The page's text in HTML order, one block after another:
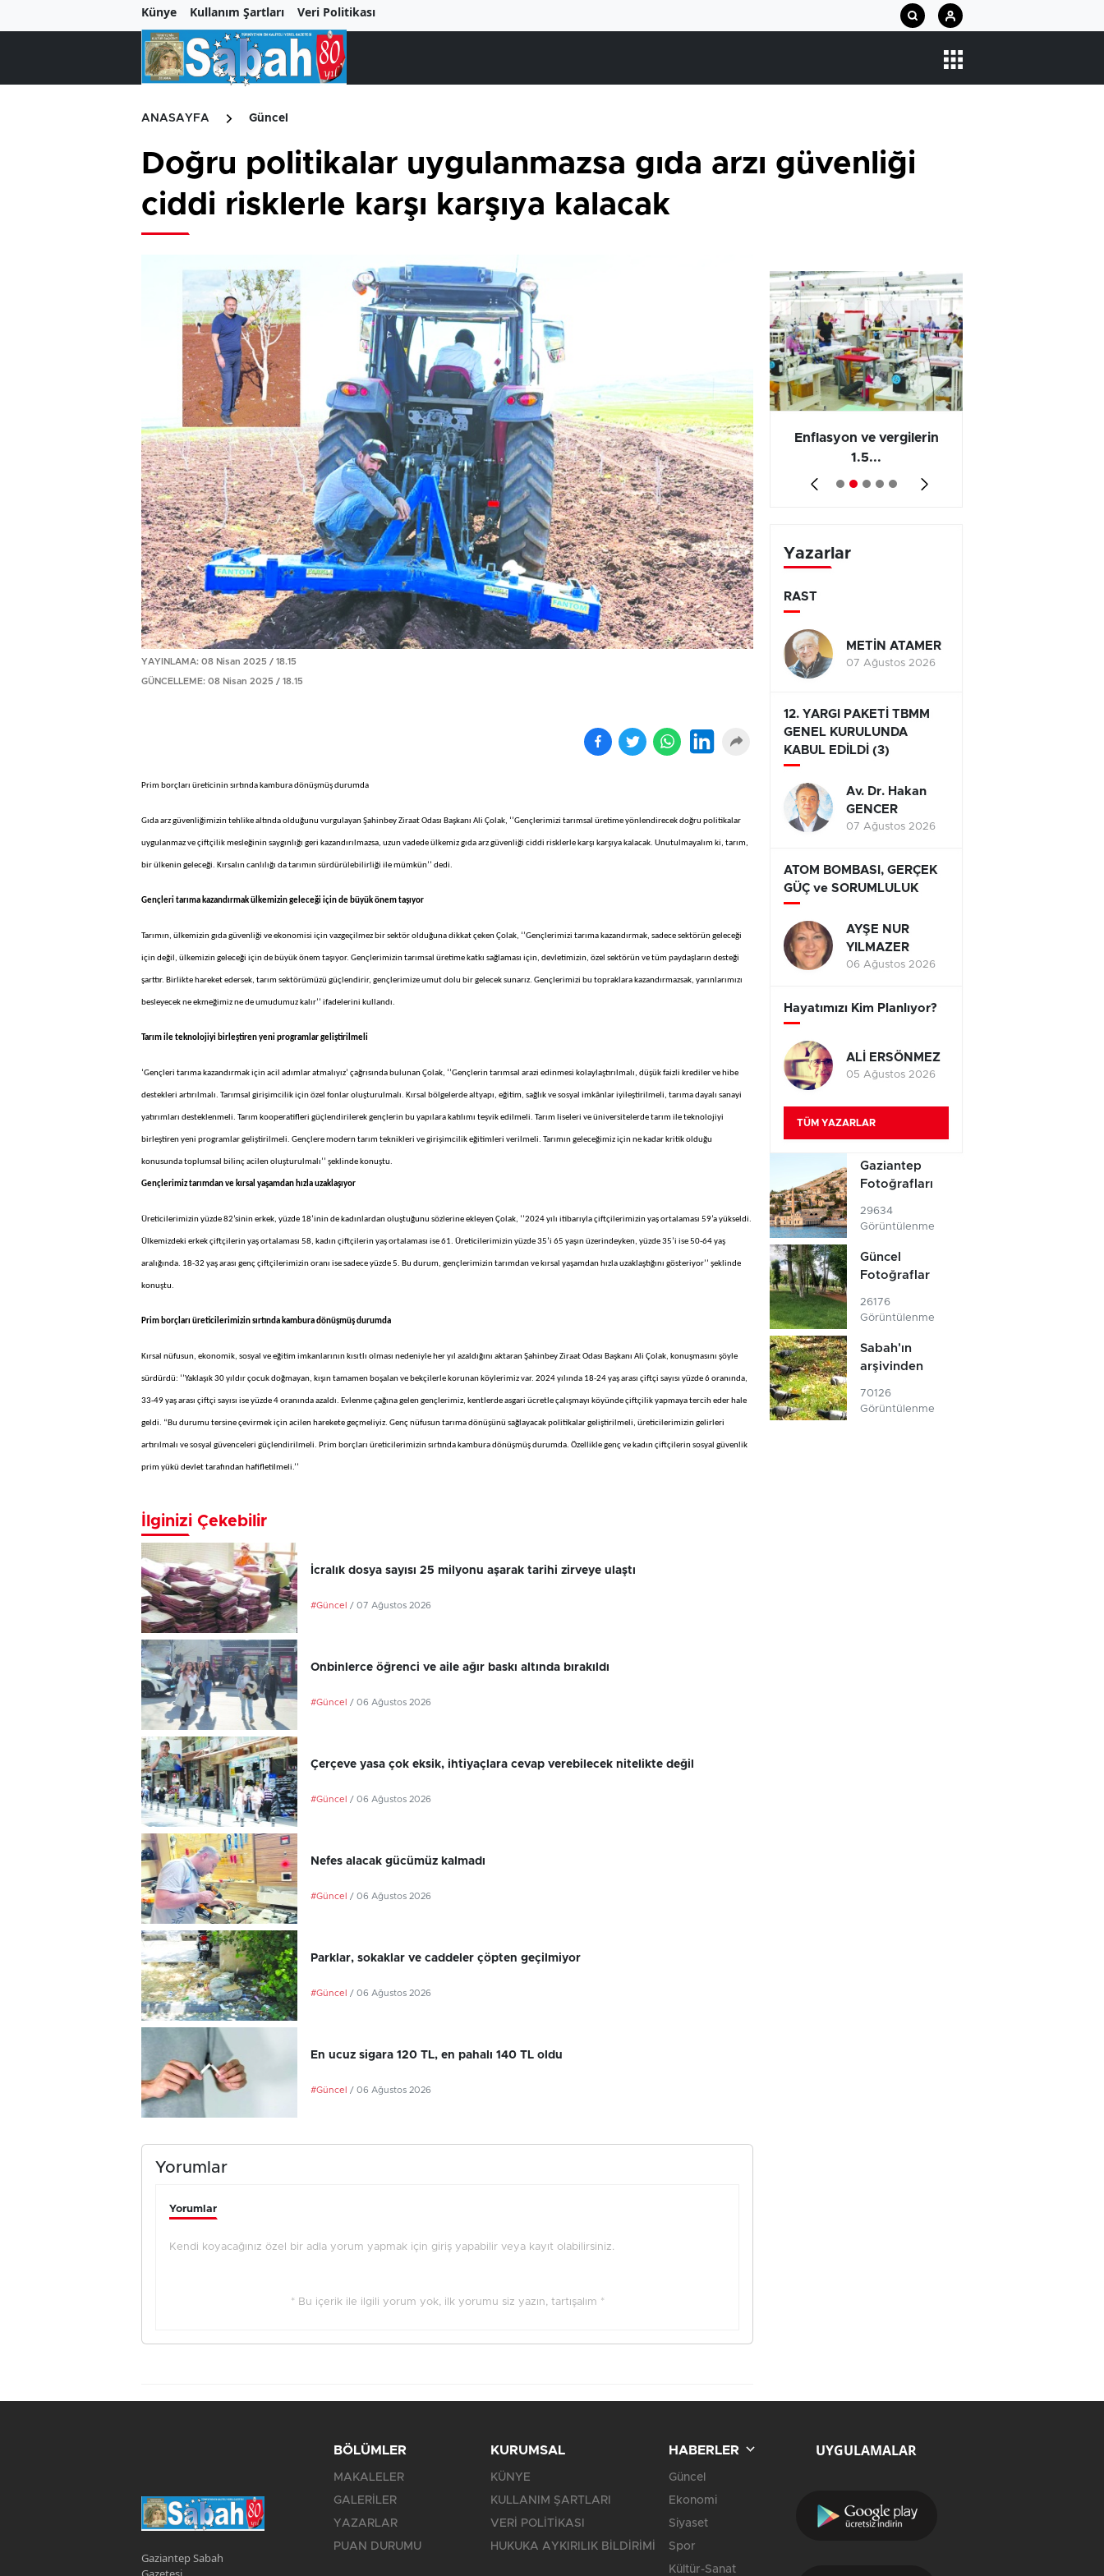
Künye Kullanım Şartları Veri Politikası
ANASAYFA Güncel
Doğru politikalar uygulanmazsa gıda arzı güvenliği
ciddi risklerle karşı karşıya kalacak
YAYINLAMA: 08 Nisan 2025 / 18.15
GÜNCELLEME: 08 Nisan 2025 / 18.15
Prim borçları üreticinin sırtında kambura dönüşmüş durumda
Gıda arz güvenliğimizin tehlike altında olduğunu vurgulayan Şahinbey Ziraat Odası Başkanı Ali Çolak, ‘’Gençlerimizi tarımsal üretime yönlendirecek doğru politikalar
uygulanmaz ve çiftçilik mesleğinin saygınlığı geri kazandırılmazsa, uzun vadede ülkemiz gıda arz güvenliği ciddi risklerle karşı karşıya kalacak. Unutulmayalım ki, tarım,
bir ülkenin geleceği. Kırsalın canlılığı da tarımın sürdürülebilirliği ile mümkün’’ dedi.
Gençleri tarıma kazandırmak ülkemizin geleceği için de büyük önem taşıyor
Tarımın, ülkemizin gıda güvenliği ve ekonomisi için vazgeçilmez bir sektör olduğuna dikkat çeken Çolak, ‘’Gençlerimizi tarıma kazandırmak, sadece sektörün geleceği
için değil, ülkemizin geleceği için de büyük önem taşıyor. Gençlerimizin tarımsal üretime katkı sağlaması için, devletimizin, özel sektörün ve tüm paydaşların desteği
şarttır. Birlikte hareket edersek, tarım sektörümüzü güçlendirir, gençlerimize umut dolu bir gelecek sunarız. Gençlerimizi bu topraklara kazandırmazsak, yarınlarımızı
besleyecek ne ekmeğimiz ne de umudumuz kalır’’ ifadelerini kullandı.
Tarım ile teknolojiyi birleştiren yeni programlar geliştirilmeli
‘Gençleri tarıma kazandırmak için acil adımlar atmalıyız’ çağrısında bulunan Çolak, ‘’Gençlerin tarımsal arazi edinmesi kolaylaştırılmalı, düşük faizli krediler ve hibe
destekleri artırılmalı. Tarımsal girişimcilik için özel fonlar oluşturulmalı. Kırsal bölgelerde altyapı, eğitim, sağlık ve sosyal imkânlar iyileştirilmeli, tarıma dayalı sanayi
yatırımları desteklenmeli. Tarım kooperatifleri güçlendirilerek gençlerin bu yapılara katılımı teşvik edilmeli. Tarım liseleri ve üniversitelerde tarım ile teknolojiyi
birleştiren yeni programlar geliştirilmeli. Gençlere modern tarım teknikleri ve girişimcilik eğitimleri verilmeli. Tarımın geleceğimiz için ne kadar kritik olduğu
konusunda toplumsal bilinç acilen oluşturulmalı’’ şeklinde konuştu.
Gençlerimiz tarımdan ve kırsal yaşamdan hızla uzaklaşıyor
Üreticilerimizin yüzde 82’sinin erkek, yüzde 18’inin de kadınlardan oluştuğunu sözlerine ekleyen Çolak, ‘’2024 yılı itibarıyla çiftçilerimizin yaş ortalaması 59’a yükseldi.
Ülkemizdeki erkek çiftçilerin yaş ortalaması 58, kadın çiftçilerin yaş ortalaması ise 61. Üreticilerimizin yüzde 35’i 65 yaşın üzerindeyken, yüzde 35’i ise 50-64 yaş
aralığında. 18-32 yaş arası genç çiftçilerimizin oranı ise sadece yüzde 5. Bu durum, gençlerimizin tarımdan ve kırsal yaşamdan hızla uzaklaştığını gösteriyor’’ şeklinde
konuştu.
Prim borçları üreticilerimizin sırtında kambura dönüşmüş durumda
Kırsal nüfusun, ekonomik, sosyal ve eğitim imkanlarının kısıtlı olması nedeniyle her yıl azaldığını aktaran Şahinbey Ziraat Odası Başkanı Ali Çolak, konuşmasını şöyle
sürdürdü: ‘’Yaklaşık 30 yıldır çocuk doğmayan, kışın tamamen boşalan ve bekçilerle korunan köylerimiz var. 2024 yılında 18-24 yaş arası çiftçi sayısı yüzde 6 oranında,
33-49 yaş arası çiftçi sayısı ise yüzde 4 oranında azaldı. Evlenme çağına gelen gençlerimiz, kentlerde asgari ücretle çalışmayı köyünde çiftçilik yapmaya tercih eder hale
geldi. “Bu durumu tersine çevirmek için acilen harekete geçmeliyiz. Genç nüfusun tarıma dönüşünü sağlayacak politikalar geliştirilmeli, üreticilerimizin gelirleri
artırılmalı ve sosyal güvenceleri güçlendirilmeli. Prim borçları üreticilerimizin sırtında kambura dönüşmüş durumda. Özellikle genç ve kadın çiftçilerin sosyal güvenlik
prim yükü devlet tarafından hafifletilmeli.’’
İlginizi Çekebilir
İcralık dosya sayısı 25 milyonu aşarak tarihi zirveye ulaştı
#Güncel / 07 Ağustos 2026
Onbinlerce öğrenci ve aile ağır baskı altında bırakıldı
#Güncel / 06 Ağustos 2026
Çerçeve yasa çok eksik, ihtiyaçlara cevap verebilecek nitelikte değil
#Güncel / 06 Ağustos 2026
Nefes alacak gücümüz kalmadı
#Güncel / 06 Ağustos 2026
Parklar, sokaklar ve caddeler çöpten geçilmiyor
#Güncel / 06 Ağustos 2026
En ucuz sigara 120 TL, en pahalı 140 TL oldu
#Güncel / 06 Ağustos 2026
Yorumlar
Yorumlar
Kendi koyacağınız özel bir adla yorum yapmak için giriş yapabilir veya kayıt olabilirsiniz.
* Bu içerik ile ilgili yorum yok, ilk yorumu siz yazın, tartışalım *
Birçok uyku hastalığının
tan...
En ucuz sigara 120 TL, en
pa...
Enflasyon ve vergilerin
1.5...
Yazarlar
RAST
METİN ATAMER
07 Ağustos 2026
12. YARGI PAKETİ TBMM
GENEL KURULUNDA
KABUL EDİLDİ (3)
Av. Dr. Hakan
GENCER
07 Ağustos 2026
ATOM BOMBASI, GERÇEK
GÜÇ ve SORUMLULUK
AYŞE NUR
YILMAZER
06 Ağustos 2026
Hayatımızı Kim Planlıyor?
ALİ ERSÖNMEZ
05 Ağustos 2026
TÜM YAZARLAR
Gaziantep
Fotoğrafları
29634
Görüntülenme
Güncel
Fotoğraflar
26176
Görüntülenme
Sabah'ın
arşivinden
70126
Görüntülenme
Gaziantep Sabah
BÖLÜMLER
MAKALELER
GALERİLER
YAZARLAR
PUAN DURUMU
KURUMSAL
KÜNYE
KULLANIM ŞARTLARI
VERİ POLİTİKASI
HUKUKA AYKIRILIK BİLDİRİMİ
HABERLER
Güncel
Ekonomi
Siyaset
Spor
Kültür-Sanat
UYGULAMALAR